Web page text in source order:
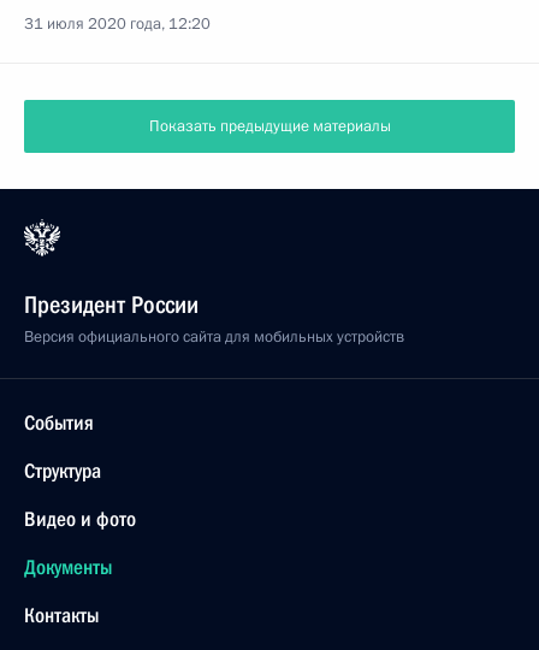
31 июля 2020 года, 12:20
Показать предыдущие материалы
Президент России
Версия официального сайта для мобильных устройств
События
Структура
Видео и фото
Документы
Контакты